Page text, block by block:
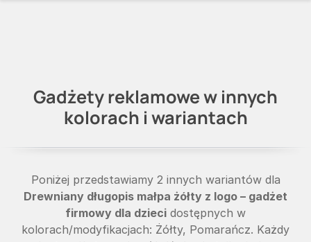
Gadżety reklamowe w innych
kolorach i wariantach
Poniżej przedstawiamy 2 innych wariantów dla
Drewniany długopis małpa żółty z logo – gadżet
firmowy dla dzieci dostępnych w
kolorach/modyfikacjach: Żółty, Pomarańcz. Każdy